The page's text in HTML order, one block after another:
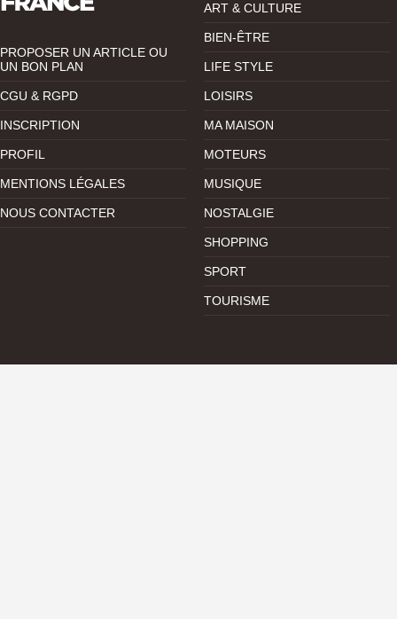
PROPOSER UN ARTICLE OU
UN BON PLAN
CGU & RGPD
INSCRIPTION
PROFIL
MENTIONS LÉGALES
NOUS CONTACTER
ART & CULTURE
BIEN-ÊTRE
LIFE STYLE
LOISIRS
MA MAISON
MOTEURS
MUSIQUE
NOSTALGIE
SHOPPING
SPORT
TOURISME